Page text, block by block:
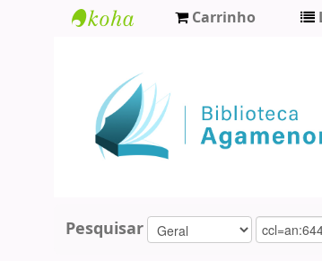
Agamenon
Magalhães
Carrinho
Pesquisar